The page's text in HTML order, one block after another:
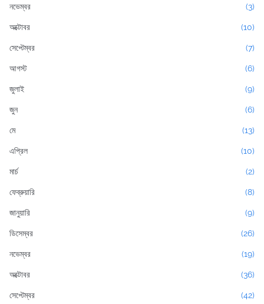
নভেম্বর (3)
অক্টোবর (10)
সেপ্টেম্বর (7)
আগস্ট (6)
জুলাই (9)
জুন (6)
মে (13)
এপ্রিল (10)
মার্চ (2)
ফেব্রুয়ারি (8)
জানুয়ারি (9)
ডিসেম্বর (26)
নভেম্বর (19)
অক্টোবর (36)
সেপ্টেম্বর (42)